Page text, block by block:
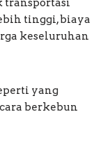
transportasi
tinggi, biaya
keseluruhan
yang
berkebun